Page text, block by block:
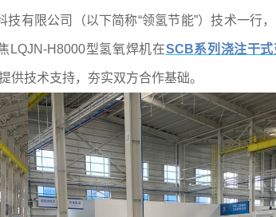
有限公司（以下简称“领氢节能”）技术一行
LQJN-H8000型氢氧焊机在SCB系列浇注干
技术支持，夯实双方合作基础。